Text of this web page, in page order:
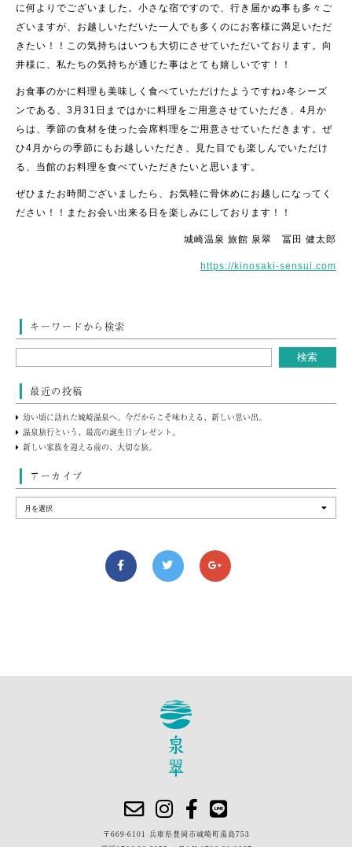
に何よりでございました。小さな宿ですので、行き届かぬ事も多々ご
ざいますが、お越しいただいた一人でも多くのにお客様に満足いただ
きたい！！この気持ちはいつも大切にさせていただいております。向
井様に、私たちの気持ちが通じた事はとても嬉しいです！！
お食事のかに料理も美味しく食べていただけたようですね♪冬シーズ
ンである、3月31日まではかに料理をご用意させていただき、4月か
らは、季節の食材を使った会席料理をご用意させていただきます。ぜ
ひ4月からの季節にもお越しいただき、見た目でも楽しんでいただけ
る、当館のお料理を食べていただきたいと思います。
ぜひまたお時間ございましたら、お気軽に骨休めにお越しになってく
ださい！！またお会い出来る日を楽しみにしております！！
城崎温泉 旅館 泉翠 冨田 健太郎
https://kinosaki-sensui.com
キーワードから検索
最近の投稿
幼い頃に訪れた城崎温泉へ。今だからこそ味わえる、新しい思い出。
温泉旅行という、最高の誕生日プレゼント。
新しい家族を迎える前の、大切な旅。
アーカイブ
〒669-6101 兵庫県豊岡市城崎町湯島753